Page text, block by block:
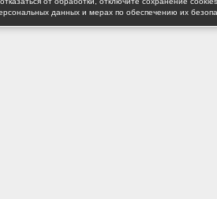
данных и мерах по обеспечению их